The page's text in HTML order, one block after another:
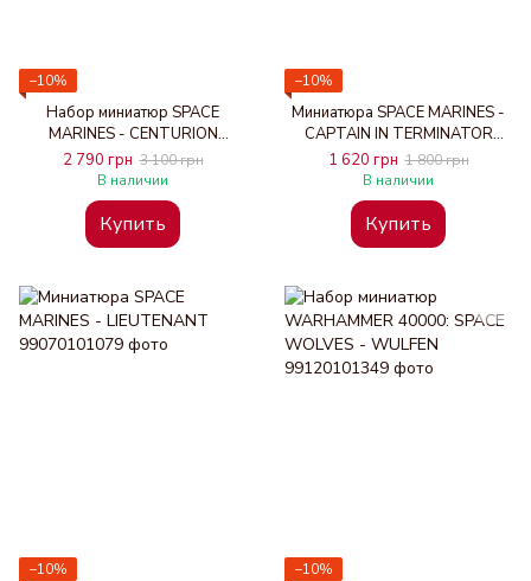
−10%
Набор миниатюр SPACE
MARINES - CENTURION
ASSAULT SQUAD
2 790 грн 3 100 грн
В наличии
Купить
−10%
Миниатюра SPACE MARINES -
CAPTAIN IN TERMINATOR
ARMOUR
1 620 грн 1 800 грн
В наличии
Купить
−10% −10%